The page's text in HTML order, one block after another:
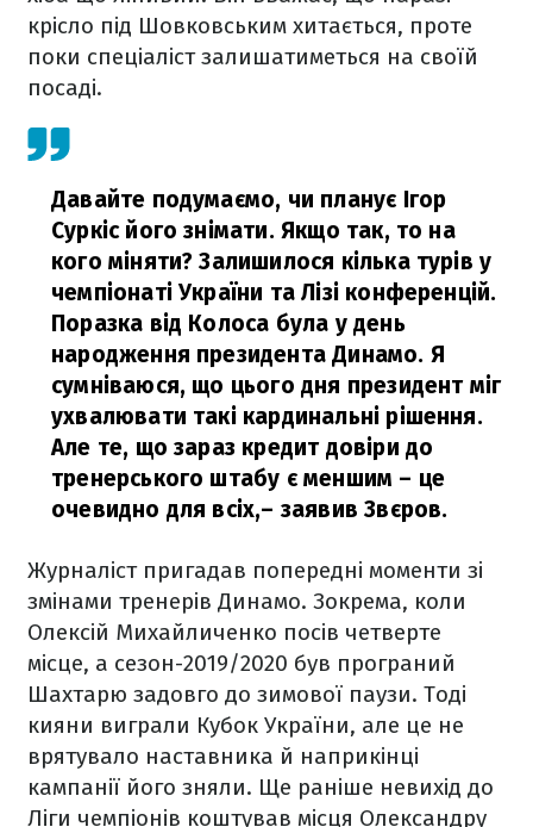
крісло під Шовковським хитається, проте
поки спеціаліст залишатиметься на своїй
посаді.
Давайте подумаємо, чи планує Ігор
Суркіс його знімати. Якщо так, то на
кого міняти? Залишилося кілька турів у
чемпіонаті України та Лізі конференцій.
Поразка від Колоса була у день
народження президента Динамо. Я
сумніваюся, що цього дня президент міг
ухвалювати такі кардинальні рішення.
Але те, що зараз кредит довіри до
тренерського штабу є меншим – це
очевидно для всіх,– заявив Звєров.
Журналіст пригадав попередні моменти зі
змінами тренерів Динамо. Зокрема, коли
Олексій Михайличенко посів четверте
місце, а сезон-2019/2020 був програний
Шахтарю задовго до зимової паузи. Тоді
кияни виграли Кубок України, але це не
врятувало наставника й наприкінці
кампанії його зняли. Ще раніше невихід до
Ліги чемпіонів коштував місця Олександру